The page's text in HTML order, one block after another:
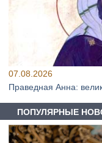
07.08.2026
Праведная Анна:
ПОПУЛЯРНЫЕ